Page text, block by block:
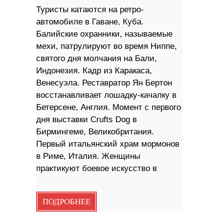
Туристы катаются на ретро-
автомобиле в Гаване, Куба.
Балийские охранники, называемые
мехи, патрулируют во время Ниппе,
святого дня молчания на Бали,
Индонезия. Кадр из Каракаса,
Венесуэла. Реставратор Ян Бертон
восстанавливает лошадку-качалку в
Бетерсене, Англия. Момент с первого
дня выставки Crufts Dog в
Бирмингеме, Великобритания.
Первый итальянский храм мормонов
в Риме, Италия. Женщины
практикуют боевое искусство в
ПОДРОБНЕЕ